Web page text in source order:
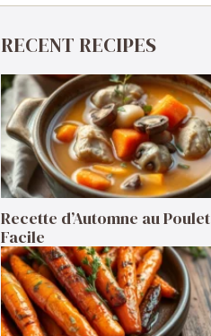
RECENT RECIPES
Recette d’Automne au Poulet
Facile